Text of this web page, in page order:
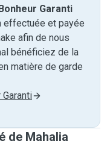
Garanti
effectuée et payée
afin de nous
bénéficiez de la
matière de garde
de Mahalia